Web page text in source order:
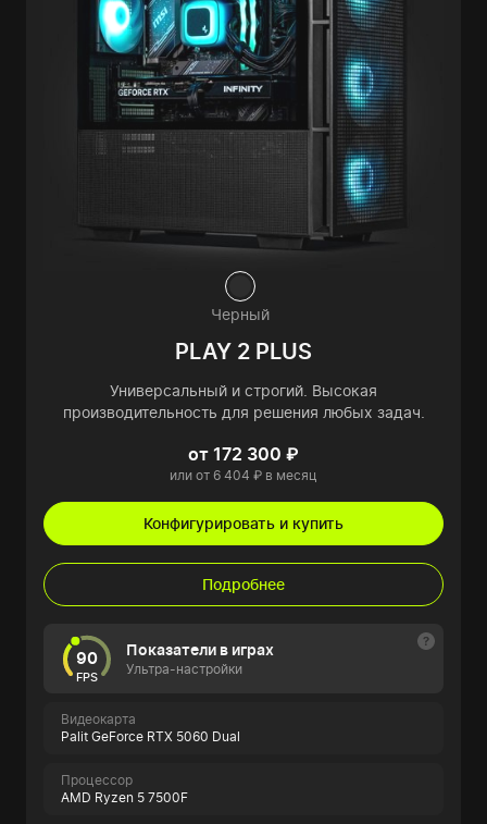
Черный
PLAY 2 PLUS
Универсальный и строгий. Высокая
производительность для решения любых задач.
от 172 300 ₽
или от 6 404 ₽ в месяц
Конфигурировать и купить
Подробнее
90
FPS
Показатели в играх
Ультра-настройки
Видеокарта
Palit GeForce RTX 5060 Dual
Процессор
AMD Ryzen 5 7500F